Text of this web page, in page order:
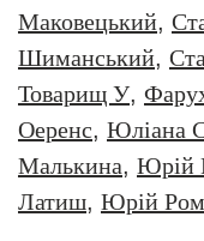
Маковецький,
Шиманський,
Товарищ У,
Оеренс, Юліана
Малькина, Юрiй
Латиш, Юрій